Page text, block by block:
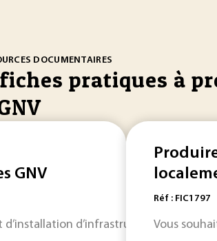
DOCUMENTAIRES
pratiques à
Les cadres français et européens
GNV
d’installation d’infrastructuresGNV; il
Réf : FIC1797
Vous